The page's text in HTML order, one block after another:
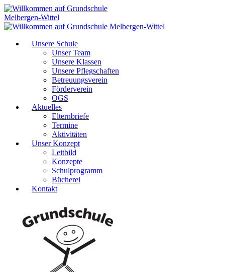
Unsere Schule
Unser Team
Unsere Klassen
Unsere Pflegschaften
Betreuungsverein
Förderverein
OGS
Aktuelles
Elternbriefe
Termine
Aktivitäten
Unser Konzept
Leitbild
Konzepte
Schulprogramm
Bücherei
Kontakt